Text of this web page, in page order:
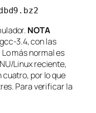
NOTA
3.4, con las
más normal es
Linux reciente,
por lo que
Para verificar la